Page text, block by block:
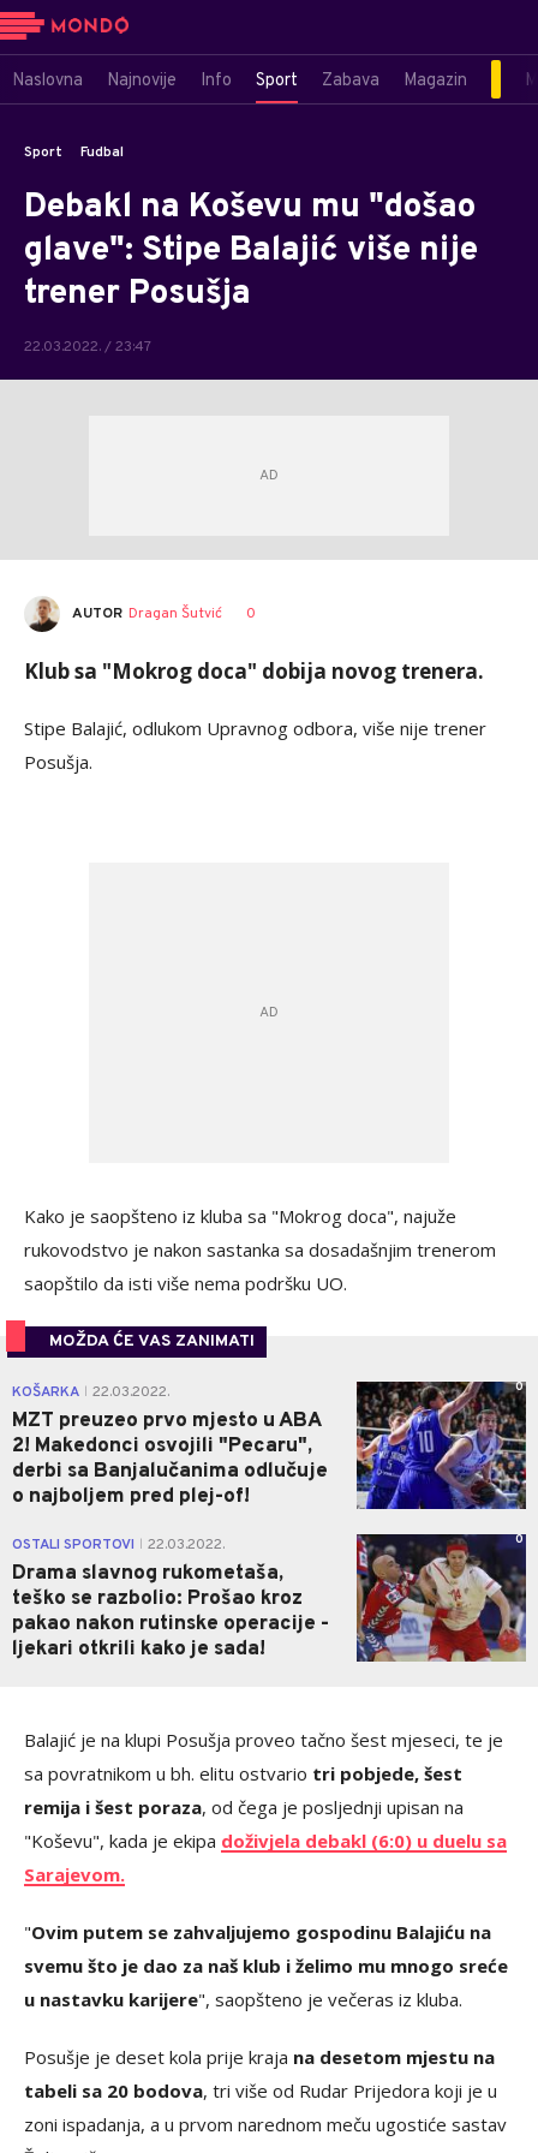
Naslovna Najnovije Info Sport Zabava Magazin
Sport Fudbal
Debakl na Koševu mu "došao
glave": Stipe Balajić više nije
trener Posušja
22.03.2022. / 23:47
AUTOR Dragan Šutvić 0
Klub sa "Mokrog doca" dobija novog trenera.
Stipe Balajić, odlukom Upravnog odbora, više nije trener
Posušja.
Kako je saopšteno iz kluba sa "Mokrog doca", najuže
rukovodstvo je nakon sastanka sa dosadašnjim trenerom
saopštilo da isti više nema podršku UO.
MOŽDA ĆE VAS ZANIMATI
KOŠARKA 22.03.2022.
MZT preuzeo prvo mjesto u ABA
2! Makedonci osvojili "Pecaru",
derbi sa Banjalučanima odlučuje
o najboljem pred plej-of!
0
OSTALI SPORTOVI 22.03.2022.
Drama slavnog rukometaša,
teško se razbolio: Prošao kroz
pakao nakon rutinske operacije -
ljekari otkrili kako je sada!
0
Balajić je na klupi Posušja proveo tačno šest mjeseci, te je
sa povratnikom u bh. elitu ostvario tri pobjede, šest
remija i šest poraza, od čega je posljednji upisan na
"Koševu", kada je ekipa doživjela debakl (6:0) u duelu sa
Sarajevom.
"Ovim putem se zahvaljujemo gospodinu Balajiću na
svemu što je dao za naš klub i želimo mu mnogo sreće
u nastavku karijere", saopšteno je večeras iz kluba.
Posušje je deset kola prije kraja na desetom mjestu na
tabeli sa 20 bodova, tri više od Rudar Prijedora koji je u
zoni ispadanja, a u prvom narednom meču ugostiće sastav